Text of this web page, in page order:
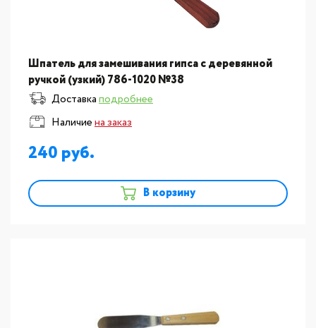
Шпатель для замешивания гипса с деревянной
ручкой (узкий) 786-1020 №38
Доставкаподробнее
Наличиена заказ
240
В корзину